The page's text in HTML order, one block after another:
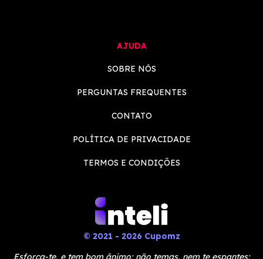
AJUDA
SOBRE NÓS
PERGUNTAS FREQUENTES
CONTATO
POLÍTICA DE PRIVACIDADE
TERMOS E CONDIÇÕES
© 2021 - 2026 Cupomz
Esforça-te, e tem bom ânimo; não temas, nem te espantes;